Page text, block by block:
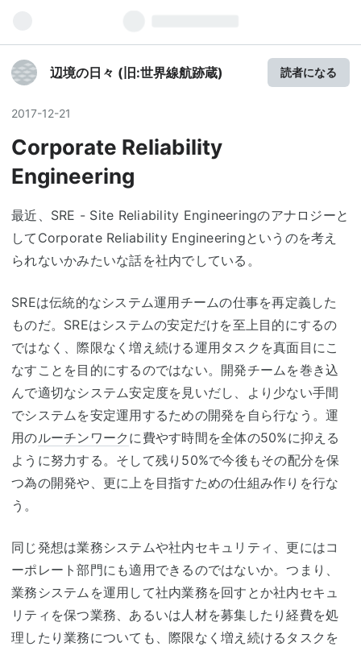
辺境の日々 (旧:世界線航跡蔵) 読者になる
2017-12-21
Corporate Reliability
Engineering
最近、SRE - Site Reliability Engineeringのアナロジーと
してCorporate Reliability Engineeringというのを考え
られないかみたいな話を社内でしている。
SREは伝統的なシステム運用チームの仕事を再定義した
ものだ。SREはシステムの安定だけを至上目的にするの
ではなく、際限なく増え続ける運用タスクを真面目にこ
なすことを目的にするのではない。開発チームを巻き込
んで適切なシステム安定度を見いだし、より少ない手間
でシステムを安定運用するための開発を自ら行なう。運
用のルーチンワーク に費やす時間を全体の50%に抑える
ように努力する。そして残り50%で今後もその配分を保
つ為の開発や、更に上を目指すための仕組み作りを行な
う。
同じ発想は業務システムや社内セキュリティ、更にはコ
ーポレート部門にも適用できるのではないか。つまり、
業務システムを運用して社内業務を回すとか社内セキュ
リティを保つ業務、あるいは人材を募集したり経費を処
理したり業務についても、際限なく増え続けるタスクを